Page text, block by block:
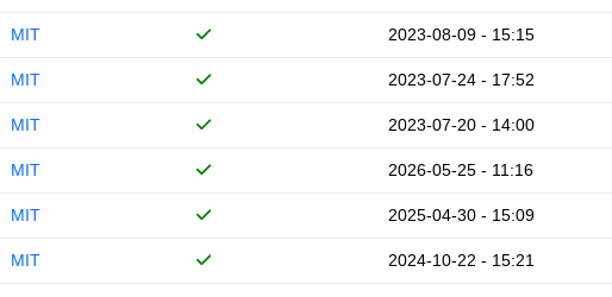
MIT 2023-08-09 - 15:15
MIT 2023-07-24 - 17:52
MIT 2023-07-20 - 14:00
MIT 2026-05-25 - 11:16
MIT 2025-04-30 - 15:09
MIT 2024-10-22 - 15:21